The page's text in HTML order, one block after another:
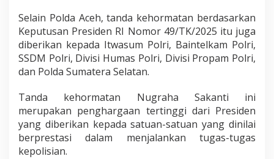
r
i
P
r
e
s
d
n
Selain Polda Aceh, tanda kehormatan berdasarkan
Keputusan Presiden RI Nomor 49/TK/2025 itu juga
diberikan kepada Itwasum Polri, Baintelkam Polri,
SSDM Polri, Divisi Humas Polri, Divisi Propam Polri,
dan Polda Sumatera Selatan.
Tanda kehormatan Nugraha Sakanti ini
merupakan penghargaan tertinggi dari Presiden
yang diberikan kepada satuan-satuan yang dinilai
berprestasi dalam menjalankan tugas-tugas
kepolisian.